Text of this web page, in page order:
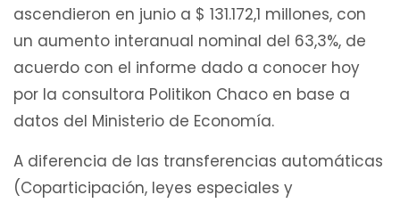
ascendieron en junio a $ 131.172,1 millones, con
un aumento interanual nominal del 63,3%, de
acuerdo con el informe dado a conocer hoy
por la consultora Politikon Chaco en base a
datos del Ministerio de Economía.
A diferencia de las transferencias automáticas
(Coparticipación, leyes especiales y